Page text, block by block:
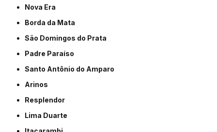
Nova Era
Borda da Mata
São Domingos do Prata
Padre Paraíso
Santo Antônio do Amparo
Arinos
Resplendor
Lima Duarte